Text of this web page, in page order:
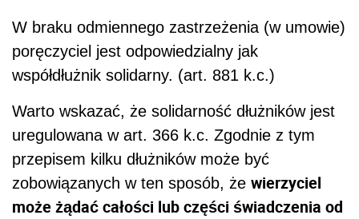
W braku odmiennego zastrzeżenia (w umowie)
poręczyciel jest odpowiedzialny jak
współdłużnik solidarny. (art. 881 k.c.)
Warto wskazać, że solidarność dłużników jest
uregulowana w art. 366 k.c. Zgodnie z tym
przepisem kilku dłużników może być
zobowiązanych w ten sposób, że wierzyciel
może żądać całości lub części świadczenia od